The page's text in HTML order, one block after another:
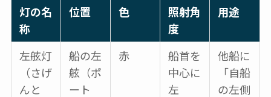
灯の名
称
位置 色
照射角
度
用途
左舷灯
（さげ
んと
船の左
舷（ポ
ート
赤
船首を
中心に
左
他船に
「自船
の左側